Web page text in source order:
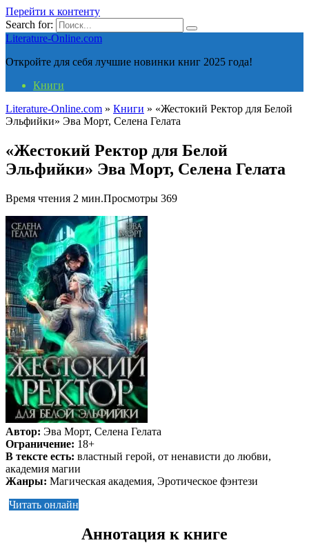
Перейти к контенту
Search for:
Literature-Online.com
Откройте для себя лучшие новинки книг 2025 года!
Книги
Literature-Online.com » Книги » «Жестокий Ректор для Белой
Эльфийки» Эва Морт, Селена Гелата
«Жестокий Ректор для Белой
Эльфийки» Эва Морт, Селена Гелата
Время чтения 2 мин.Просмотры 369
Автор: Эва Морт, Селена Гелата
Ограничение: 18+
В тексте есть: властный герой, от ненависти до любви,
академия магии
Жанры: Магическая академия, Эротическое фэнтези
Читать онлайн
Аннотация к книге